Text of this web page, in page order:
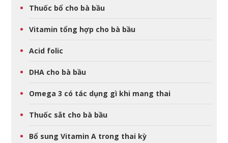
Thuốc bổ cho bà bầu
Vitamin tổng hợp cho bà bầu
Acid folic
DHA cho bà bầu
Omega 3 có tác dụng gì khi mang thai
Thuốc sắt cho bà bầu
Bổ sung Vitamin A trong thai kỳ